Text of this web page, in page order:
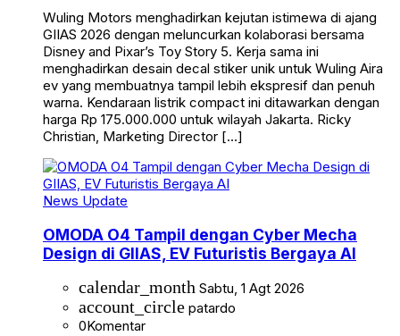
Wuling Motors menghadirkan kejutan istimewa di ajang
GIIAS 2026 dengan meluncurkan kolaborasi bersama
Disney and Pixar’s Toy Story 5. Kerja sama ini
menghadirkan desain decal stiker unik untuk Wuling Aira
ev yang membuatnya tampil lebih ekspresif dan penuh
warna. Kendaraan listrik compact ini ditawarkan dengan
harga Rp 175.000.000 untuk wilayah Jakarta. Ricky
Christian, Marketing Director […]
News Update
OMODA O4 Tampil dengan Cyber Mecha
Design di GIIAS, EV Futuristis Bergaya AI
calendar_month Sabtu, 1 Agt 2026
account_circle patardo
0Komentar